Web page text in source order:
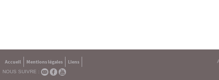
Accueil Mentions légales
Liens
NOUS SUIVRE :